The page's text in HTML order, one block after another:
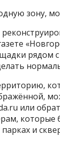
зону,
рядом с
или
которые
и